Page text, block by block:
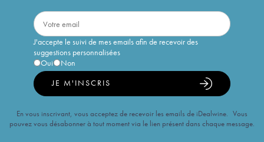
J'accepte le suivi de mes emails afin de recevoir des
suggestions personnalisées
Oui
Non
JE M'INSCRIS
En vous inscrivant, vous acceptez de recevoir les emails de iDealwine. Vous
pouvez vous désabonner à tout moment via le lien présent dans chaque message.